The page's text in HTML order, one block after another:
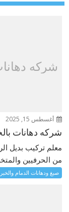
شركه دهانات
أغسطس 15, 2025
شركه دهانات بالخبر
معلم تركيب بديل
من الحرفيين
صبغ ودهانات الدمام والخبر